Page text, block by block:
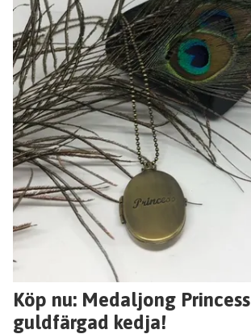
Köp nu: Medaljong Princess
guldfärgad kedja!